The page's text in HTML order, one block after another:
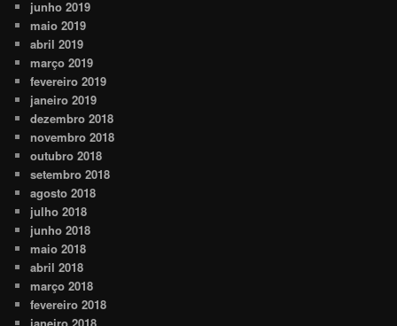
junho 2019
maio 2019
abril 2019
março 2019
fevereiro 2019
janeiro 2019
dezembro 2018
novembro 2018
outubro 2018
setembro 2018
agosto 2018
julho 2018
junho 2018
maio 2018
abril 2018
março 2018
fevereiro 2018